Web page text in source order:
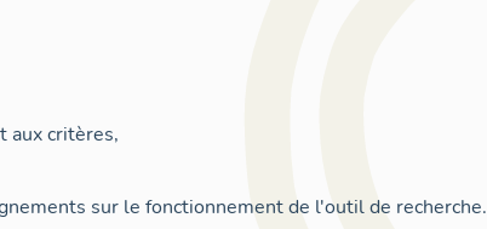
aux critères,
sur le fonctionnement de l'outil de recherche.